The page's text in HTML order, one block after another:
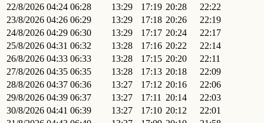
22/8/2026 04:24 06:28 13:29 17:19 20:28
22:22
23/8/2026 04:26 06:29 13:29 17:18 20:26
22:19
24/8/2026 04:29 06:30 13:29 17:17 20:24
22:17
25/8/2026 04:31 06:32 13:28 17:16 20:22
22:14
26/8/2026 04:33 06:33 13:28 17:15 20:20
22:11
27/8/2026 04:35 06:35 13:28 17:13 20:18
22:09
28/8/2026 04:37 06:36 13:27 17:12 20:16
22:06
29/8/2026 04:39 06:37 13:27 17:11 20:14
22:03
30/8/2026 04:41 06:39 13:27 17:10 20:12
22:01